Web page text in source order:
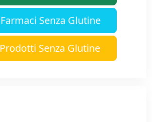
Farmaci Senza Glutine
Prodotti Senza Glutine